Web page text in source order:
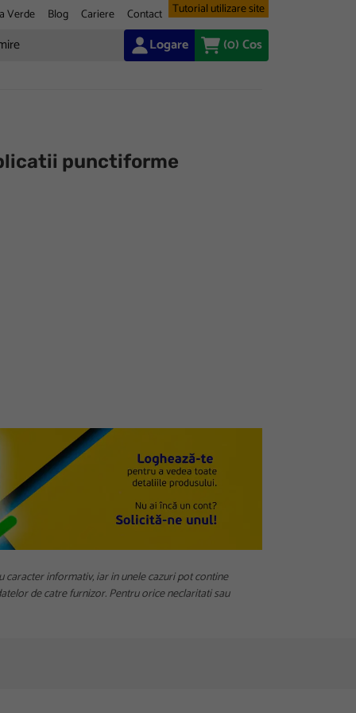
Verde Blog Cariere Contact Tutorial utilizare site
Logare (0)Cos
punctiforme
caracter informativ, iar in unele cazuri pot contine
de catre furnizor. Pentru orice neclaritati sau